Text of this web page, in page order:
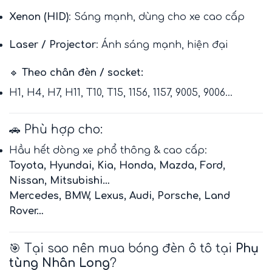
Xenon (HID): Sáng mạnh, dùng cho xe cao cấp
Laser / Projector: Ánh sáng mạnh, hiện đại
🔹 Theo chân đèn / socket:
H1, H4, H7, H11, T10, T15, 1156, 1157, 9005, 9006…
🚗 Phù hợp cho:
Hầu hết dòng xe phổ thông & cao cấp:
Toyota, Hyundai, Kia, Honda, Mazda, Ford,
Nissan, Mitsubishi…
Mercedes, BMW, Lexus, Audi, Porsche, Land
Rover…
🎯 Tại sao nên mua bóng đèn ô tô tại Phụ
tùng Nhân Long?